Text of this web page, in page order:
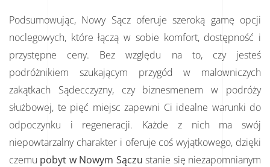
Podsumowując, Nowy Sącz oferuje szeroką gamę opcji
noclegowych, które łączą w sobie komfort, dostępność i
przystępne ceny. Bez względu na to, czy jesteś
podróżnikiem szukającym przygód w malowniczych
zakątkach Sądecczyzny, czy biznesmenem w podróży
służbowej, te pięć miejsc zapewni Ci idealne warunki do
odpoczynku i regeneracji. Każde z nich ma swój
niepowtarzalny charakter i oferuje coś wyjątkowego, dzięki
czemu pobyt w Nowym Sączu stanie się niezapomnianym